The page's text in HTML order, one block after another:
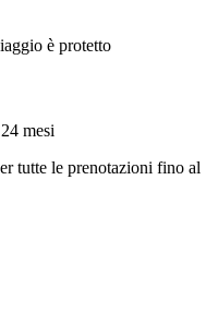
è protetto
mesi
tutte le prenotazioni fino al